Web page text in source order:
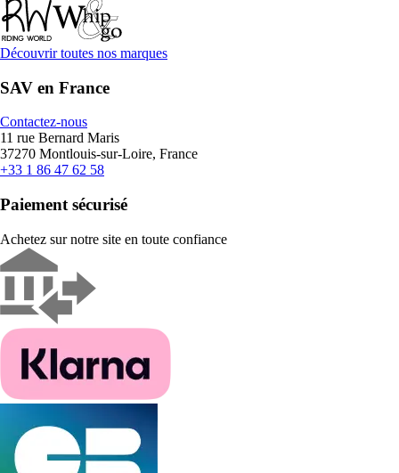
Découvrir toutes nos marques
SAV en France
Contactez-nous
11 rue Bernard Maris
37270 Montlouis-sur-Loire, France
+33 1 86 47 62 58
Paiement sécurisé
Achetez sur notre site en toute confiance